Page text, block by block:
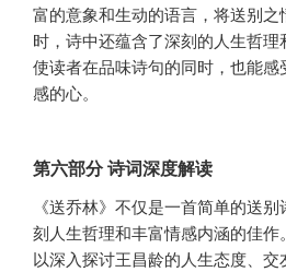
富的意象和生动的语言，将送别
时，诗中还蕴含了深刻的人生哲理
使读者在品味诗句的同时，也能
感的心。
第六部分 诗词深度解读
《送乔林》不仅是一首简单的送
刻人生哲理和丰富情感内涵的佳
以深入探讨王昌龄的人生态度、